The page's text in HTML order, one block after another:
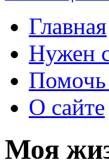
Главная
Нужен
Помочь
О сайте
Моя